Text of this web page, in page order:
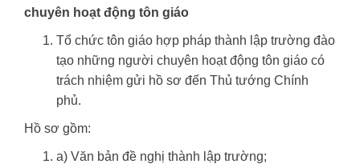
chuyên hoạt động tôn giáo
Tổ chức tôn giáo hợp pháp thành lập trường đào
tạo những người chuyên hoạt động tôn giáo có
trách nhiệm gửi hồ sơ đến Thủ tướng Chính
phủ.
Hồ sơ gồm:
a) Văn bản đề nghị thành lập trường;